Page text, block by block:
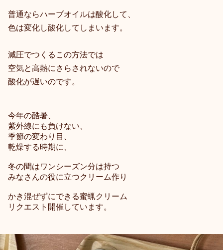
普通ならハーブオイルは酸化して、
色は変化し酸化してしまいます。
減圧でつくるこの方法では
空気と高熱にさらされないので
酸化が遅いのです。
今年の酷暑、
紫外線にも負けない、
季節の変わり目、
乾燥する時期に、
冬の間はワンシーズン分は持つ
みなさんの役に立つクリーム作り
かき混ぜずにできる蜜蝋クリーム
リクエスト開催しています。